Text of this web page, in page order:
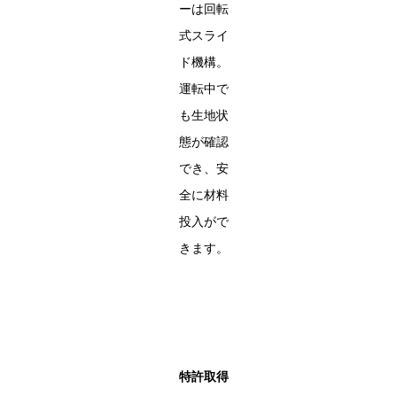
ーは回転
式スライ
ド機構。
運転中で
も生地状
態が確認
でき、安
全に材料
投入がで
きます。
特許取得